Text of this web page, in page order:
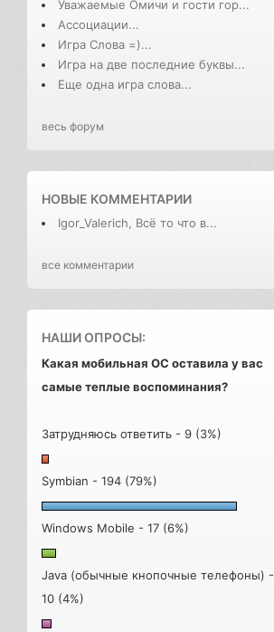
Уважаемые Омичи и гости гор...
Ассоциации...
Игра Слова =)...
Игра на две последние буквы...
Еще одна игра слова...
весь форум
НОВЫЕ КОММЕНТАРИИ
Igor_Valerich, Всё то что в...
все комментарии
НАШИ ОПРОСЫ:
Какая мобильная ОС оставила у вас
самые теплые воспоминания?
Затрудняюсь ответить - 9 (3%)
Symbian - 194 (79%)
Windows Mobile - 17 (6%)
Java (обычные кнопочные телефоны) -
10 (4%)